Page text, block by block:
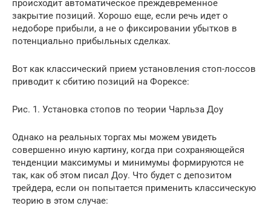
происходит автоматическое преждевременное
закрытие позиций. Хорошо еще, если речь идет о
недоборе прибыли, а не о фиксировании убытков в
потенциально прибыльных сделках.
Вот как классический прием установления стоп-лоссов
приводит к сбитию позиций на Форексе:
Рис. 1. Установка стопов по теории Чарльза Доу
Однако на реальных торгах мы можем увидеть
совершенно иную картину, когда при сохраняющейся
тенденции максимумы и минимумы формируются не
так, как об этом писал Доу. Что будет с депозитом
трейдера, если он попытается применить классическую
теорию в этом случае: